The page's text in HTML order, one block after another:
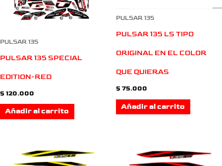
PULSAR 135
PULSAR 135 SPECIAL
EDITION-RED
$ 120.000
Añadir al carrito
PULSAR 135
PULSAR 135 LS TIPO
ORIGINAL EN EL COLOR
QUE QUIERAS
$ 75.000
Añadir al carrito